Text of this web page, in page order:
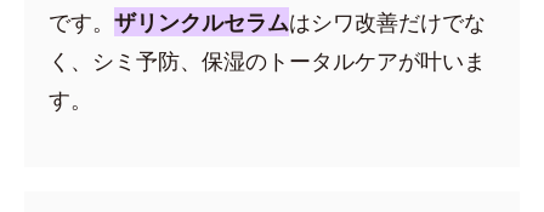
です。 ザリンクルセラムはシワ改善だけでな
く、シミ予防、保湿のトータルケアが叶いま
す。